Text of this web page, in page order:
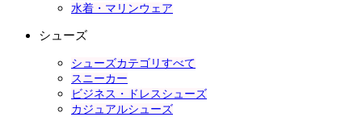
水着・マリンウェア
シューズ
シューズカテゴリすべて
スニーカー
ビジネス・ドレスシューズ
カジュアルシューズ